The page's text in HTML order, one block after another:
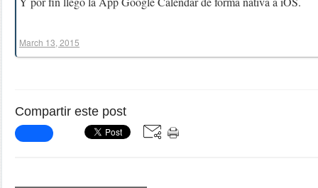
March 13, 2015
Compartir este post